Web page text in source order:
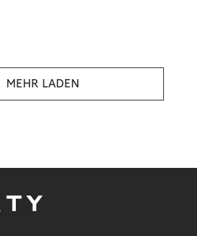
MEHR LADEN